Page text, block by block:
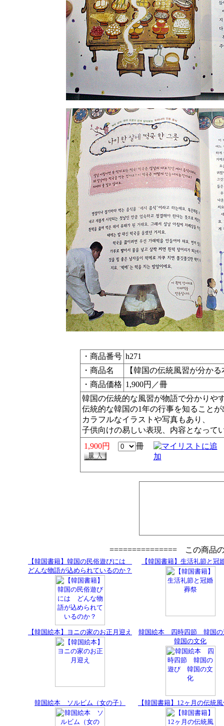
・商品番号 h271
・商品名
【韓国の伝統風習が分か
・商品価格 1,900円／冊
韓国の伝統的な風習が物語で分かりや
伝統的な韓国の1年の行事を知ること
カラフルなイラストや写真もあり、
子供向けの易しい表現、内容となって
1,900円
冊
=============== この商品
【韓国書籍】韓国の民俗遊びには
どんな物語が込められているのか？
【韓国書籍】生活礼節と冠
【韓国絵本】ヨニの家のお正月迎え
韓国絵本 四時四節 韓国
韓国の文化
韓国絵本 ソルビム（女の子） 【韓国書籍】12ヶ月の伝統